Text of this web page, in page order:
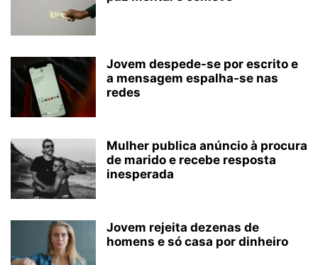
Jovem despede-se por escrito e
a mensagem espalha-se nas
redes
Mulher publica anúncio à procura
de marido e recebe resposta
inesperada
Jovem rejeita dezenas de
homens e só casa por dinheiro